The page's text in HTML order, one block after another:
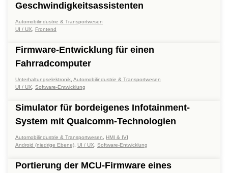
Geschwindigkeitsassistenten
Automobilindustrie & Transportwesen
UI / UX
Frontend
Firmware-Entwicklung für einen
Fahrradcomputer
Unterhaltungselektronik Automobilindustrie & Transportwesen
UI / UX
Software-Entwicklung
Simulator für bordeigenes Infotainment-
System mit Qualcomm-Technologien
Automobilindustrie & Transportwesen
HMI & IVI
Android (niedrige Ebene) UI / UX Software-Entwicklung
Portierung der MCU-Firmware eines